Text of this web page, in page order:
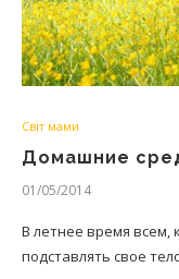
Світ мами
Домашние
01/05/2014
В летнее время всем,
подставлять свое